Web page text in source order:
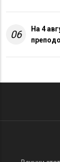
06
На 4